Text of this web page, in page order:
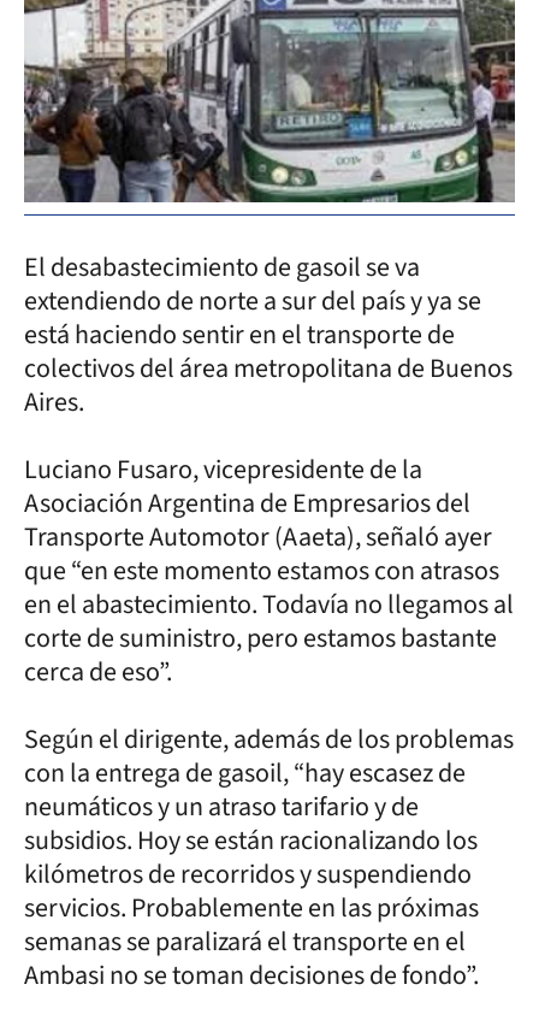
El desabastecimiento de gasoil se va
extendiendo de norte a sur del país y ya se
está haciendo sentir en el transporte de
colectivos del área metropolitana de Buenos
Aires.
Luciano Fusaro, vicepresidente de la
Asociación Argentina de Empresarios del
Transporte Automotor (Aaeta), señaló ayer
que “en este momento estamos con atrasos
en el abastecimiento. Todavía no llegamos al
corte de suministro, pero estamos bastante
cerca de eso”.
Según el dirigente, además de los problemas
con la entrega de gasoil, “hay escasez de
neumáticos y un atraso tarifario y de
subsidios. Hoy se están racionalizando los
kilómetros de recorridos y suspendiendo
servicios. Probablemente en las próximas
semanas se paralizará el transporte en el
Ambasi no se toman decisiones de fondo”.